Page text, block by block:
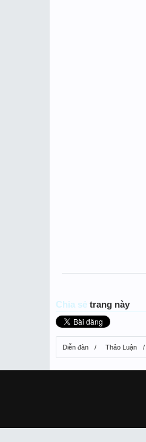
Chia sẻ trang này
Diễn đàn Thảo Luận